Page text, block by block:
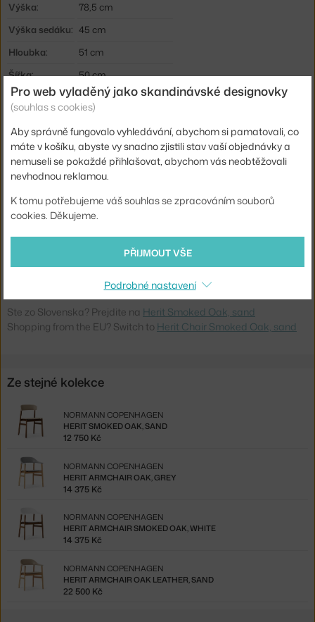
Výška:
78,5 cm
Výška sedáku: 45 cm
Hloubka:
51 cm
Šířka:
50 cm
Hmotnost:
6,2 kg
Barva:
písková, tmavé dřevo
Materiál:
dubové dřevo, plast
Sedák:
plast
NCP-1401008
Ste zo Slovenska? Prejdite na Herit Smoked Oak, sand
Shopping from the EU? Switch to Herit Chair Smoked Oak, sand
Ze stejné kolekce
HERIT SMOKED OAK, SAND
NORMANN COPENHAGEN
12 750 Kč
HERIT ARMCHAIR OAK, GREY
NORMANN COPENHAGEN
14 375 Kč
HERIT ARMCHAIR SMOKED OAK, WHITE
NORMANN COPENHAGEN
14 375 Kč
HERIT ARMCHAIR OAK LEATHER, SAND
NORMANN COPENHAGEN
22 500 Kč
Pro web vyladěný jako skandinávské designovky
(souhlas s cookies)
Aby správně fungovalo vyhledávání, abychom si pamatovali, co
máte v košíku, abyste vy snadno zjistili stav vaší objednávky a
nemuseli se pokaždé přihlašovat, abychom vás neobtěžovali
nevhodnou reklamou.
K tomu potřebujeme váš souhlas se zpracováním souborů
cookies. Děkujeme.
PŘIJMOUT VŠE
Podrobné nastavení